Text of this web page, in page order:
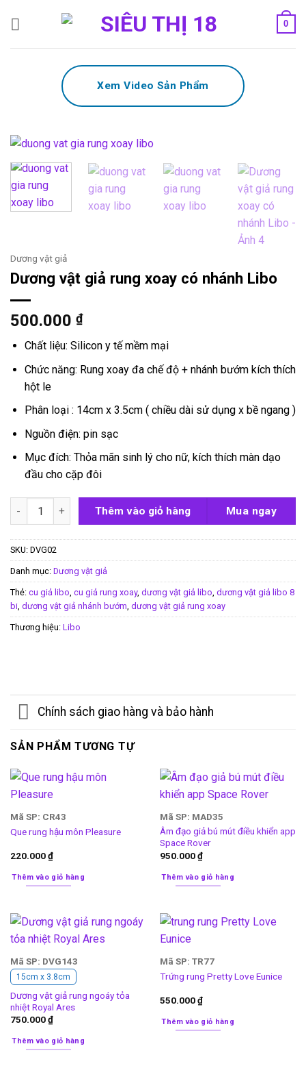
0
Xem Video Sản Phẩm
Dương vật giả
Dương vật giả rung xoay có nhánh Libo
500.000 ₫
Chất liệu: Silicon y tế mềm mại
Chức năng: Rung xoay đa chế độ + nhánh bướm kích thích
hột le
Phân loại : 14cm x 3.5cm ( chiều dài sử dụng x bề ngang )
Nguồn điện: pin sạc
Mục đích: Thỏa mãn sinh lý cho nữ, kích thích màn dạo
đầu cho cặp đôi
Dương vật giả rung xoay có nhánh Libo số lượng
Thêm vào giỏ hàng Mua ngay
SKU: DVG02
Danh mục: Dương vật giả
Thẻ: cu giả libo, cu giả rung xoay, dương vật giả libo, dương vật giả libo 8
bi, dương vật giả nhánh bướm, dương vật giả rung xoay
Thương hiệu: Libo
Chính sách giao hàng và bảo hành
SẢN PHẨM TƯƠNG TỰ
Mã SP: CR43
Que rung hậu môn Pleasure
220.000₫
Thêm vào giỏ hàng
Mã SP: MAD35
Âm đạo giả bú mút điều khiển app
Space Rover
950.000₫
Thêm vào giỏ hàng
Mã SP: DVG143
15cm x 3.8cm
Dương vật giả rung ngoáy tỏa
nhiệt Royal Ares
750.000₫
Thêm vào giỏ hàng
Mã SP: TR77
Trứng rung Pretty Love Eunice
550.000₫
Thêm vào giỏ hàng